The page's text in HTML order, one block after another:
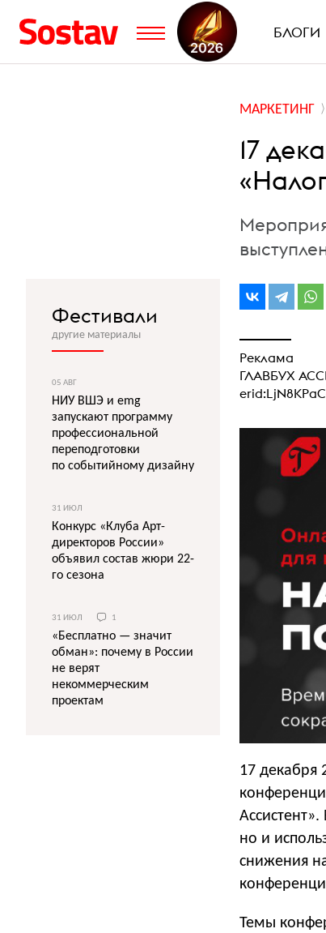
БЛОГИ
МАРКЕТИНГ
17
Реклама
ГЛАВБУХ
17 декабря
но и
снижения
Темы
Фестивали
другие материалы
05 АВГ
НИУ ВШЭ и emg
запускают программу
профессиональной
переподготовки
по событийному дизайну
31 ИЮЛ
Конкурс «Клуба Арт-
директоров России»
объявил состав жюри 22-
го сезона
31 ИЮЛ 1
«Бесплатно — значит
обман»: почему в России
не верят
некоммерческим
проектам